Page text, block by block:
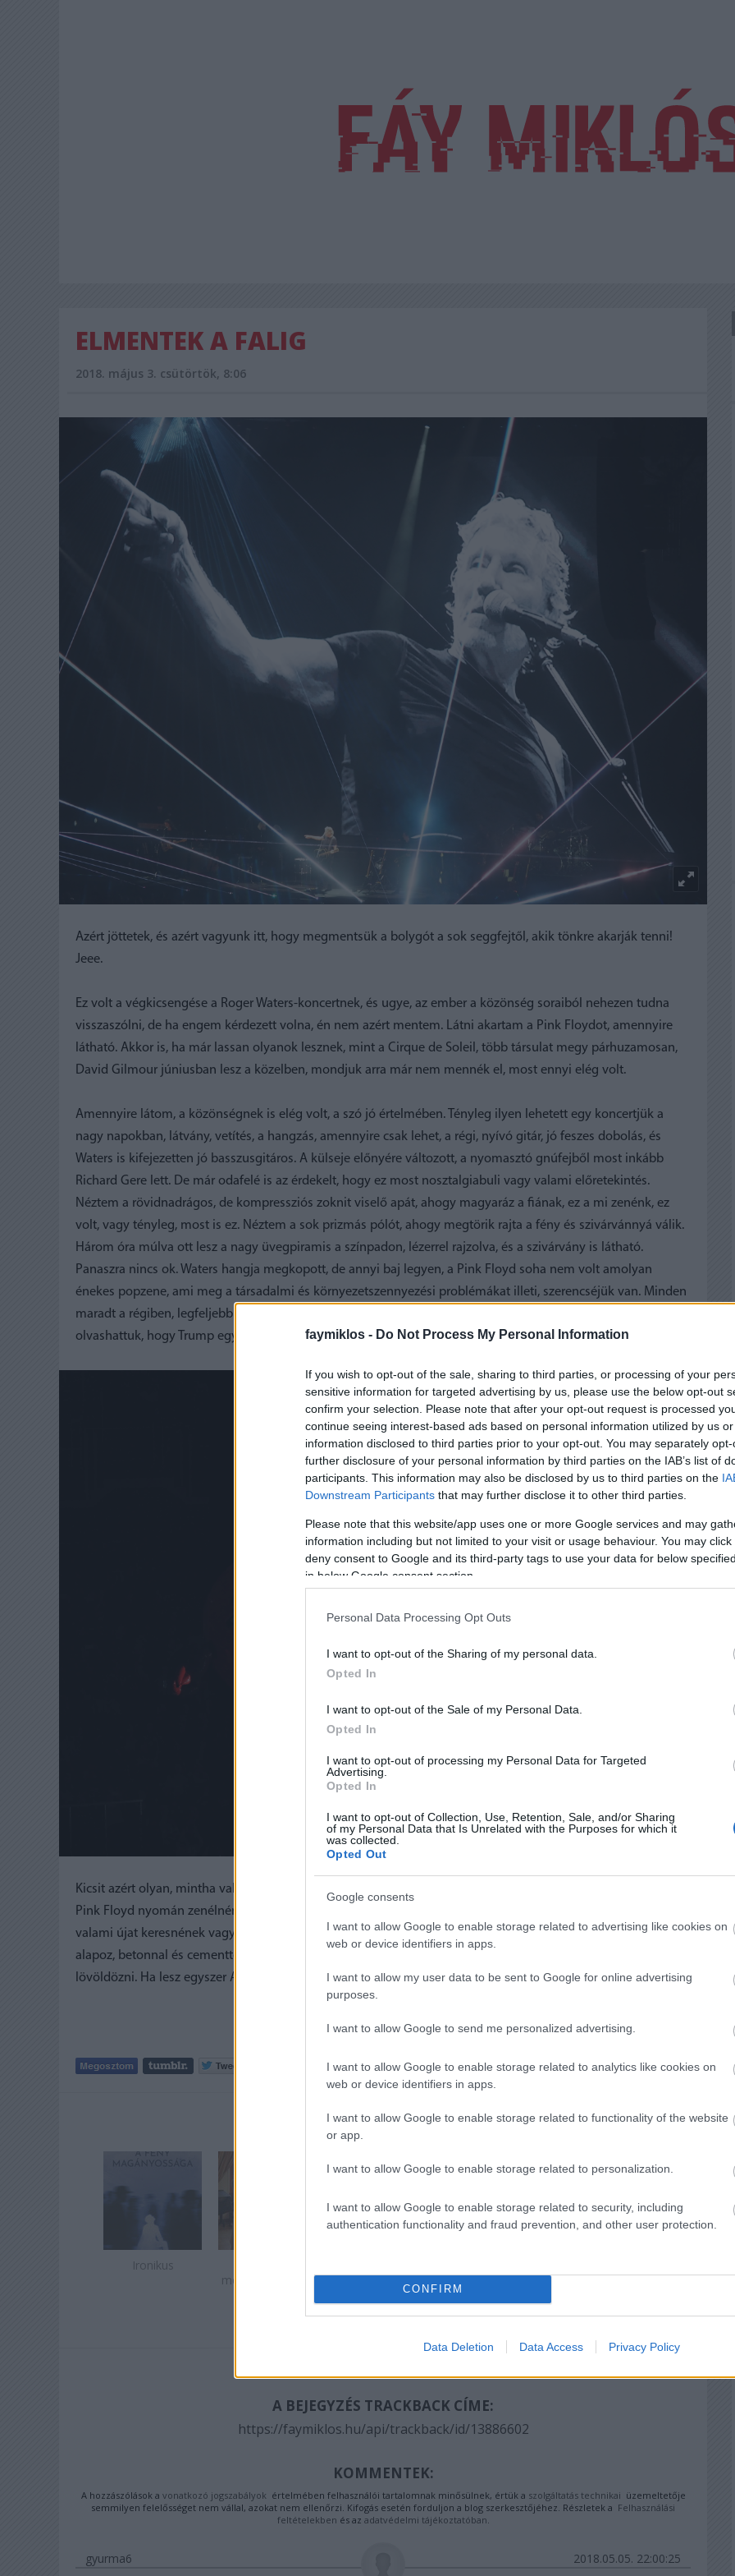
faymiklos - Do Not Process My Personal Information
If you wish to opt-out of the sale, sharing to third parties, or processing of your
sensitive information for targeted advertising by us, please use the below opt-out
confirm your selection. Please note that after your opt-out request is processed
continue seeing interest-based ads based on personal information utilized by us
information disclosed to third parties prior to your opt-out. You may separately
further disclosure of your personal information by third parties on the IAB’s list of
participants. This information may also be disclosed by us to third parties on the
Downstream Participants that may further disclose it to other third parties.
Please note that this website/app uses one or more Google services and may
information including but not limited to your visit or usage behaviour. You may
deny consent to Google and its third-party tags to use your data for below
in below Google consent section.
Personal Data Processing Opt Outs
I want to opt-out of the Sharing of my personal data.
Opted In
I want to opt-out of the Sale of my Personal Data.
Opted In
I want to opt-out of processing my Personal Data for Targeted
Advertising.
Opted In
I want to opt-out of Collection, Use, Retention, Sale, and/or Sharing
of my Personal Data that Is Unrelated with the Purposes for which it
was collected.
Opted Out
Google consents
I want to allow Google to enable storage related to advertising like cookies on
web or device identifiers in apps.
I want to allow my user data to be sent to Google for online advertising
purposes.
I want to allow Google to send me personalized advertising.
I want to allow Google to enable storage related to analytics like cookies on
web or device identifiers in apps.
I want to allow Google to enable storage related to functionality of the website
or app.
I want to allow Google to enable storage related to personalization.
I want to allow Google to enable storage related to security, including
authentication functionality and fraud prevention, and other user protection.
CONFIRM
Data Deletion Data Access Privacy Policy
ELMENTEK A FALIG
2018. május 3. csütörtök, 8:06
Azért jöttetek, és azért vagyunk itt, hogy megmentsük a bolygót a sok seggfejtől, akik tönkre akarják tenni!
Jeee.
Ez volt a végkicsengése a Roger Waters-koncertnek, és ugye, az ember a közönség soraiból nehezen tudna
visszaszólni, de ha engem kérdezett volna, én nem azért mentem. Látni akartam a Pink Floydot, amennyire
látható. Akkor is, ha már lassan olyanok lesznek, mint a Cirque de Soleil, több társulat megy párhuzamosan,
David Gilmour júniusban lesz a közelben, mondjuk arra már nem mennék el, most ennyi elég volt.
Amennyire látom, a közönségnek is elég volt, a szó jó értelmében. Tényleg ilyen lehetett egy koncertjük a
nagy napokban, látvány, vetítés, a hangzás, amennyire csak lehet, a régi, nyívó gitár, jó feszes dobolás, és
Waters is kifejezetten jó basszusgitáros. A külseje előnyére változott, a nyomasztó gnúfejből most inkább
Richard Gere lett. De már odafelé is az érdekelt, hogy ez most nosztalgiabuli vagy valami előretekintés.
Néztem a rövidnadrágos, de kompressziós zoknit viselő apát, ahogy magyaráz a fiának, ez a mi zenénk, ez
volt, vagy tényleg, most is ez. Néztem a sok prizmás pólót, ahogy megtörik rajta a fény és szivárvánnyá válik.
Három óra múlva ott lesz a nagy üvegpiramis a színpadon, lézerrel rajzolva, és a szivárvány is látható.
Panaszra nincs ok. Waters hangja megkopott, de annyi baj legyen, a Pink Floyd soha nem volt amolyan
énekes popzene, ami meg a társadalmi és környezetszennyezési problémákat illeti, szerencséjük van. Minden
maradt a régiben, legfeljebb a neveket és arcokat kellett kicserélni, és szép nagy betűkkel, magyarul is
olvashattuk, hogy Trump egy disznó.
Kicsit azért olyan, mintha valami tribute-koncert volna, csak épp eredeti szereplő is van benne, de ha tényleg a
Pink Floyd nyomán zenélnének meg beszélnének, akkor valószínűleg nem a régi úton járnának, hanem
valami újat keresnének vagy találnának. Így az ember kénytelen arra gondolni, hogy aki az elégedetlenségre
alapoz, betonnal és cementtel dolgozik, és mindig lesz közönsége is meg témája is. Mint ülő kacsára
lövöldözni. Ha lesz egyszer Animals 2, tessék ezt is belevenni, köszönettel.
Tetszik 0
AJÁNLOTT BEJEGYZÉSEK:
Ironikus
megválaszolatlan
egyforma
énekelni
A BEJEGYZÉS TRACKBACK CÍME:
https://faymiklos.hu/api/trackback/id/13886602
KOMMENTEK:
A hozzászólások a vonatkozó jogszabályok értelmében felhasználói tartalomnak minősülnek, értük a szolgáltatás technikai üzemeltetője
semmilyen felelősséget nem vállal, azokat nem ellenőrzi. Kifogás esetén forduljon a blog szerkesztőjéhez. Részletek a Felhasználási
feltételekben és az adatvédelmi tájékoztatóban.
gyurma6 2018.05.05. 22:00:25